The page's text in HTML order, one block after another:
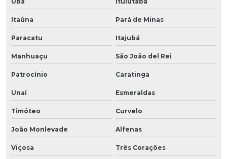
Itaúna Pará de Minas
Paracatu Itajubá
Manhuaçu São João del Rei
Patrocínio Caratinga
Unaí Esmeraldas
Timóteo Curvelo
João Monlevade Alfenas
Viçosa Três Corações